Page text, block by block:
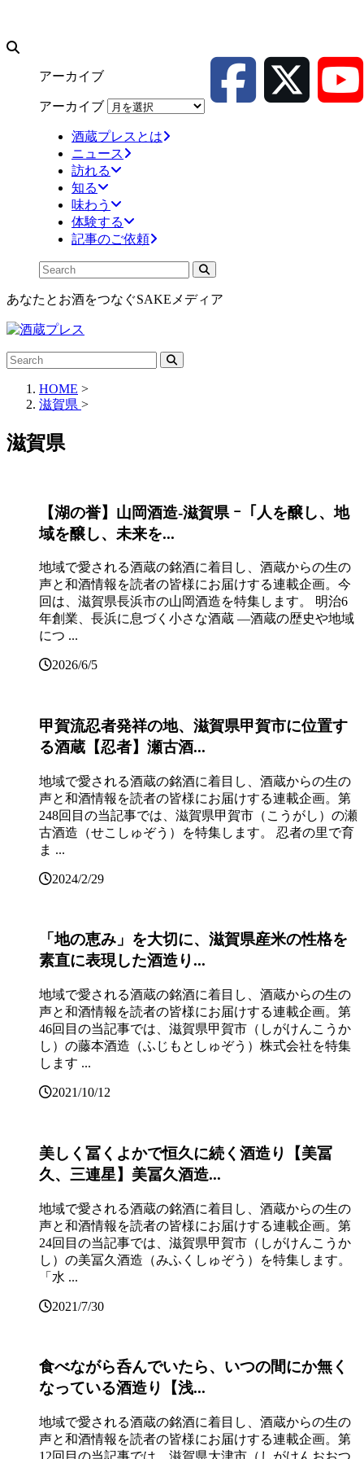
アーカイブ
アーカイブ
酒蔵プレスとは
ニュース
訪れる
知る
味わう
体験する
記事のご依頼
あなたとお酒をつなぐSAKEメディア
HOME >
滋賀県 >
滋賀県
【湖の誉】山岡酒造‐滋賀県 ｰ「人を醸し、地
域を醸し、未来を...
地域で愛される酒蔵の銘酒に着目し、酒蔵からの生の
声と和酒情報を読者の皆様にお届けする連載企画。今
回は、滋賀県長浜市の山岡酒造を特集します。 明治6
年創業、長浜に息づく小さな酒蔵 ―酒蔵の歴史や地域
につ ...
2026/6/5
甲賀流忍者発祥の地、滋賀県甲賀市に位置す
る酒蔵【忍者】瀬古酒...
地域で愛される酒蔵の銘酒に着目し、酒蔵からの生の
声と和酒情報を読者の皆様にお届けする連載企画。第
248回目の当記事では、滋賀県甲賀市（こうがし）の瀬
古酒造（せこしゅぞう）を特集します。 忍者の里で育
ま ...
2024/2/29
「地の恵み」を大切に、滋賀県産米の性格を
素直に表現した酒造り...
地域で愛される酒蔵の銘酒に着目し、酒蔵からの生の
声と和酒情報を読者の皆様にお届けする連載企画。第
46回目の当記事では、滋賀県甲賀市（しがけんこうか
し）の藤本酒造（ふじもとしゅぞう）株式会社を特集
します ...
2021/10/12
美しく冨くよかで恒久に続く酒造り【美冨
久、三連星】美冨久酒造...
地域で愛される酒蔵の銘酒に着目し、酒蔵からの生の
声と和酒情報を読者の皆様にお届けする連載企画。第
24回目の当記事では、滋賀県甲賀市（しがけんこうか
し）の美冨久酒造（みふくしゅぞう）を特集します。
「水 ...
2021/7/30
食べながら呑んでいたら、いつの間にか無く
なっている酒造り【浅...
地域で愛される酒蔵の銘酒に着目し、酒蔵からの生の
声と和酒情報を読者の皆様にお届けする連載企画。第
12回目の当記事では、滋賀県大津市（しがけんおおつ